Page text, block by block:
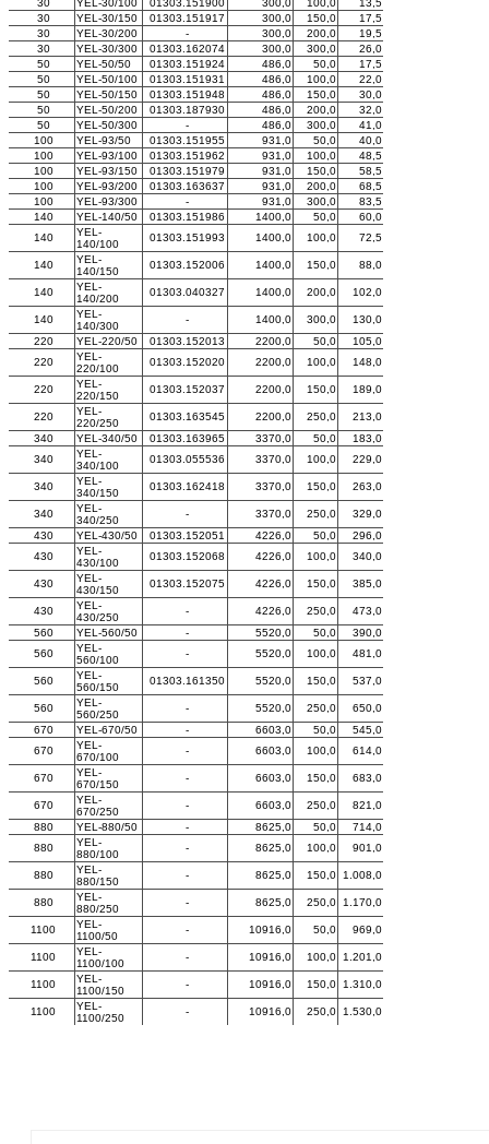
30
YEL-30/100 01303.151900 300,0 100,0
13,5
30
YEL-30/150 01303.151917 300,0 150,0
17,5
30
YEL-30/200 - 300,0 200,0
19,5
30
YEL-30/300 01303.162074 300,0 300,0
26,0
50
YEL-50/50 01303.151924 486,0 50,0
17,5
50
YEL-50/100 01303.151931 486,0 100,0
22,0
50
YEL-50/150 01303.151948 486,0 150,0
30,0
50
YEL-50/200 01303.187930 486,0 200,0
32,0
50
YEL-50/300 - 486,0 300,0
41,0
100
YEL-93/50 01303.151955 931,0 50,0
40,0
100
YEL-93/100 01303.151962 931,0 100,0
48,5
100
YEL-93/150 01303.151979 931,0 150,0
58,5
100
YEL-93/200 01303.163637 931,0 200,0
68,5
100
YEL-93/300 - 931,0 300,0
83,5
140
YEL-140/50 01303.151986 1400,0 50,0
60,0
140
YEL-
140/100
01303.151993 1400,0 100,0 72,5
140
YEL-
140/150
01303.152006 1400,0 150,0 88,0
140
YEL-
140/200
01303.040327 1400,0 200,0 102,0
140
YEL-
140/300
- 1400,0 300,0
130,0
220
YEL-220/50 01303.152013 2200,0 50,0
105,0
220
YEL-
220/100
01303.152020 2200,0 100,0 148,0
220
YEL-
220/150
01303.152037 2200,0 150,0 189,0
220
YEL-
220/250
01303.163545 2200,0 250,0
213,0
340
YEL-340/50 01303.163965 3370,0 50,0
183,0
340
YEL-
340/100
01303.055536 3370,0 100,0 229,0
340
YEL-
340/150
01303.162418 3370,0 150,0 263,0
340
YEL-
340/250
- 3370,0 250,0
329,0
430
YEL-430/50 01303.152051 4226,0 50,0
296,0
430
YEL-
430/100
01303.152068 4226,0 100,0 340,0
430
YEL-
430/150
01303.152075 4226,0 150,0 385,0
430
YEL-
430/250
- 4226,0 250,0
473,0
560
YEL-560/50 - 5520,0 50,0
390,0
560
YEL-
560/100
- 5520,0 100,0 481,0
560
YEL-
560/150
01303.161350 5520,0 150,0 537,0
560
YEL-
560/250
- 5520,0 250,0
650,0
670
YEL-670/50 - 6603,0 50,0
545,0
670
YEL-
670/100
- 6603,0 100,0 614,0
670
YEL-
670/150
- 6603,0 150,0 683,0
670
YEL-
670/250
- 6603,0 250,0
821,0
880
YEL-880/50 - 8625,0 50,0
714,0
880
YEL-
880/100
- 8625,0 100,0 901,0
880
YEL-
880/150
- 8625,0 150,0 1.008,0
880
YEL-
880/250
- 8625,0 250,0 1.170,0
1100
YEL-
1100/50
- 10916,0 50,0 969,0
1100
YEL-
1100/100
- 10916,0 100,0 1.201,0
1100
YEL-
1100/150
- 10916,0 150,0 1.310,0
1100
YEL-
1100/250
- 10916,0 250,0 1.530,0